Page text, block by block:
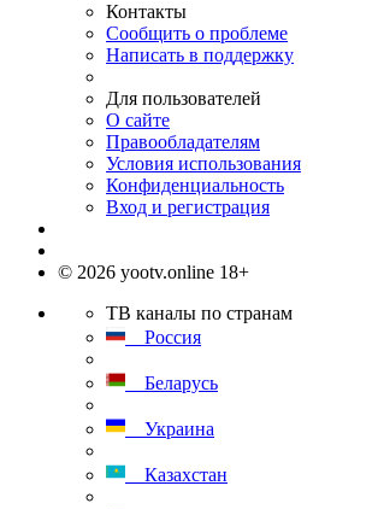
Контакты
Сообщить о проблеме
Написать в поддержку
Для пользователей
О сайте
Правообладателям
Условия использования
Конфиденциальность
Вход и регистрация
© 2026 yootv.online 18+
ТВ каналы по странам
Россия
Беларусь
Украина
Казахстан